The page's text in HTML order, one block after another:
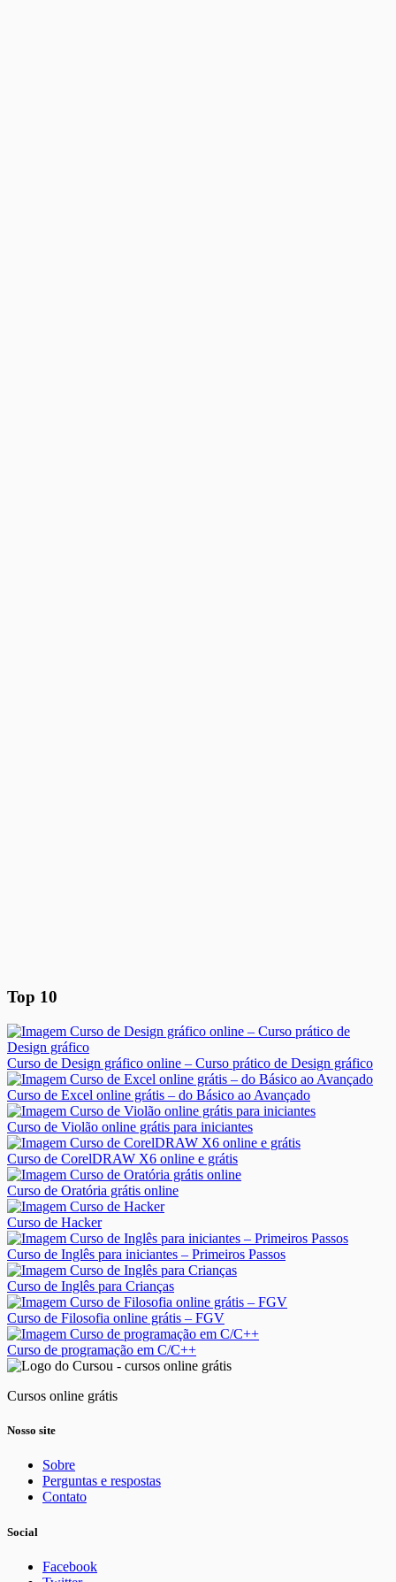
Top 10
Curso de Design gráfico online – Curso prático de Design gráfico
Curso de Excel online grátis – do Básico ao Avançado
Curso de Violão online grátis para iniciantes
Curso de CorelDRAW X6 online e grátis
Curso de Oratória grátis online
Curso de Hacker
Curso de Inglês para iniciantes – Primeiros Passos
Curso de Inglês para Crianças
Curso de Filosofia online grátis – FGV
Curso de programação em C/C++
Cursos online grátis
Nosso site
Sobre
Perguntas e respostas
Contato
Social
Facebook